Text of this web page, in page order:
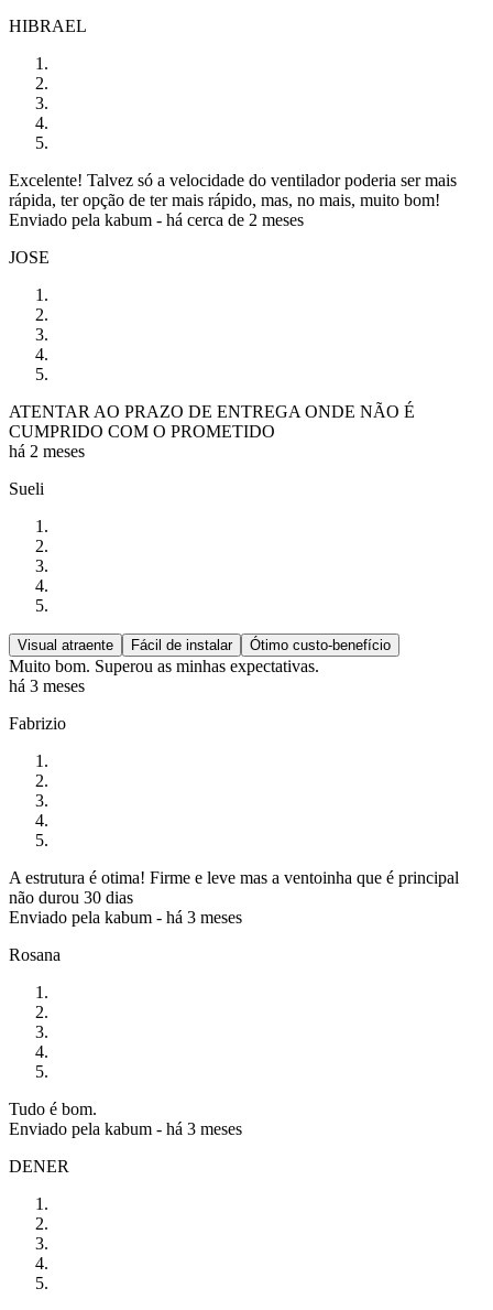
HIBRAEL
Excelente! Talvez só a velocidade do ventilador poderia ser mais
rápida, ter opção de ter mais rápido, mas, no mais, muito bom!
Enviado pela kabum - há cerca de 2 meses
JOSE
ATENTAR AO PRAZO DE ENTREGA ONDE NÃO É
CUMPRIDO COM O PROMETIDO
há 2 meses
Sueli
Visual atraente Fácil de instalar Ótimo custo-benefício
Muito bom. Superou as minhas expectativas.
há 3 meses
Fabrizio
A estrutura é otima! Firme e leve mas a ventoinha que é principal
não durou 30 dias
Enviado pela kabum - há 3 meses
Rosana
Tudo é bom.
Enviado pela kabum - há 3 meses
DENER